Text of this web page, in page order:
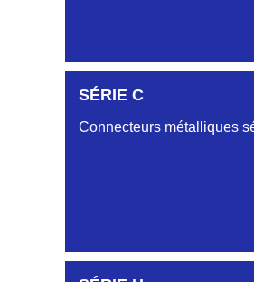
SÉRIE DA
SÉRIE C
Connecteurs métalliques